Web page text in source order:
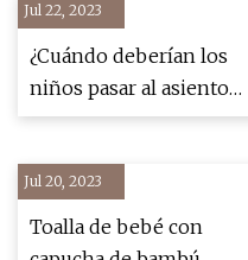
Jul 22, 2023
¿Cuándo deberían los
niños pasar al asiento
delantero? Kidsafe insta
los sistemas de
retención infantil
Jul 20, 2023
Toalla de bebé con